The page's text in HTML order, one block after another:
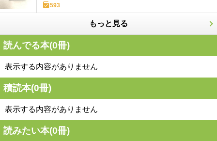
593
もっと見る
読んでる本(0冊)
表示する内容がありません
積読本(0冊)
表示する内容がありません
読みたい本(0冊)